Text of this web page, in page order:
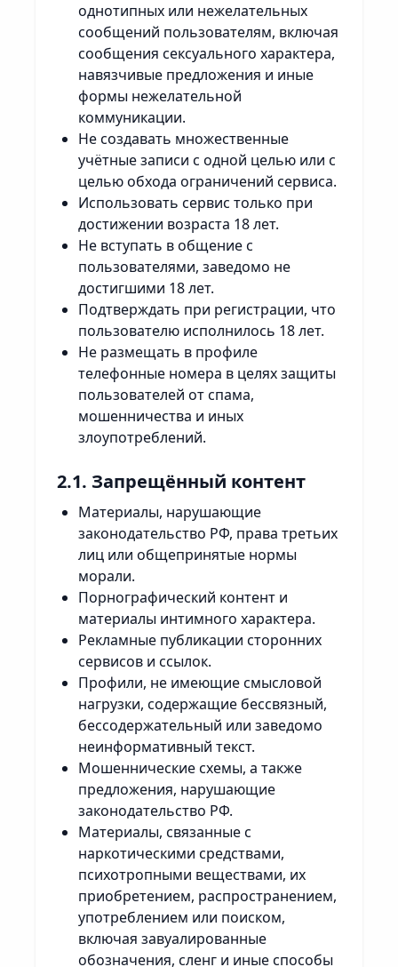
однотипных или нежелательных
сообщений пользователям, включая
сообщения сексуального характера,
навязчивые предложения и иные
формы нежелательной
коммуникации.
Не создавать множественные
учётные записи с одной целью или с
целью обхода ограничений сервиса.
Использовать сервис только при
достижении возраста 18 лет.
Не вступать в общение с
пользователями, заведомо не
достигшими 18 лет.
Подтверждать при регистрации, что
пользователю исполнилось 18 лет.
Не размещать в профиле
телефонные номера в целях защиты
пользователей от спама,
мошенничества и иных
злоупотреблений.
2.1. Запрещённый контент
Материалы, нарушающие
законодательство РФ, права третьих
лиц или общепринятые нормы
морали.
Порнографический контент и
материалы интимного характера.
Рекламные публикации сторонних
сервисов и ссылок.
Профили, не имеющие смысловой
нагрузки, содержащие бессвязный,
бессодержательный или заведомо
неинформативный текст.
Мошеннические схемы, а также
предложения, нарушающие
законодательство РФ.
Материалы, связанные с
наркотическими средствами,
психотропными веществами, их
приобретением, распространением,
употреблением или поиском,
включая завуалированные
обозначения, сленг и иные способы